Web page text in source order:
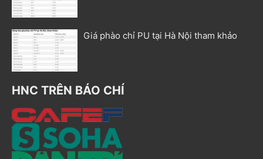
Giá phào chỉ PU tại Hà Nội tham khảo
HNC TRÊN BÁO CHÍ